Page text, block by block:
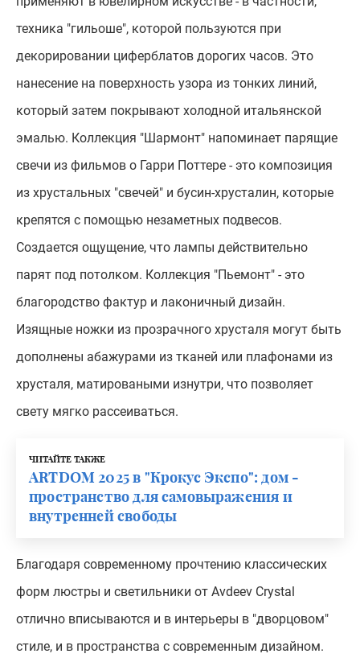
техника "гильоше", которой пользуются при
декорировании циферблатов дорогих часов. Это
нанесение на поверхность узора из тонких линий,
который затем покрывают холодной итальянской
эмалью. Коллекция "Шармонт" напоминает парящие
свечи из фильмов о Гарри Поттере - это композиция
из хрустальных "свечей" и бусин-хрусталин, которые
крепятся с помощью незаметных подвесов.
Создается ощущение, что лампы действительно
парят под потолком. Коллекция "Пьемонт" - это
благородство фактур и лаконичный дизайн.
Изящные ножки из прозрачного хрусталя могут быть
дополнены абажурами из тканей или плафонами из
хрусталя, матироваными изнутри, что позволяет
свету мягко рассеиваться.
ЧИТАЙТЕ ТАКЖЕ
ARTDOM 2025 в "Крокус Экспо": дом -
пространство для самовыражения и
внутренней свободы
Благодаря современному прочтению классических
форм люстры и светильники от Avdeev Crystal
отлично вписываются и в интерьеры в "дворцовом"
стиле, и в пространства с современным дизайном.